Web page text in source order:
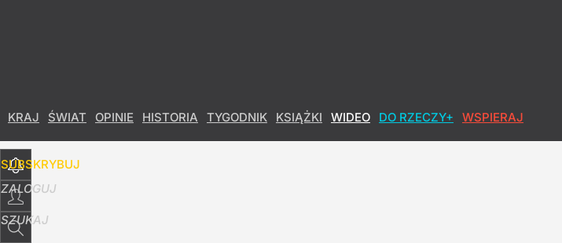
KRAJ ŚWIAT OPINIE HISTORIA TYGODNIK KSIĄŻKI WIDEO DO RZECZY+ WSPIERAJ
SUBSKRYBUJ
ZALOGUJ
SZUKAJ